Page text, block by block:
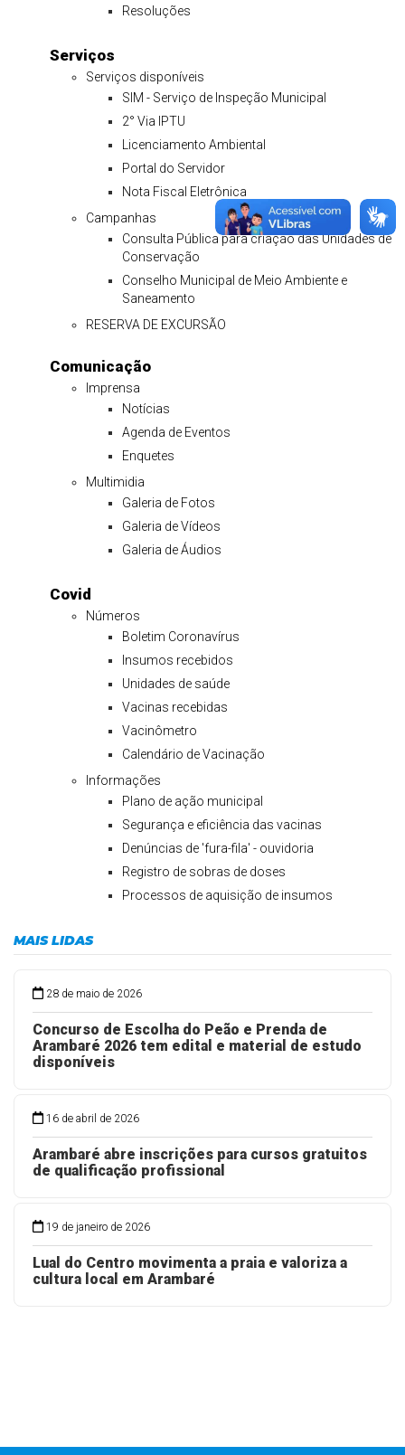
Resoluções
Serviços
Serviços disponíveis
SIM - Serviço de Inspeção Municipal
2° Via IPTU
Licenciamento Ambiental
Portal do Servidor
Nota Fiscal Eletrônica
Campanhas
Consulta Pública para criação das Unidades de
Conservação
Conselho Municipal de Meio Ambiente e
Saneamento
RESERVA DE EXCURSÃO
Comunicação
Imprensa
Notícias
Agenda de Eventos
Enquetes
Multimidia
Galeria de Fotos
Galeria de Vídeos
Galeria de Áudios
Covid
Números
Boletim Coronavírus
Insumos recebidos
Unidades de saúde
Vacinas recebidas
Vacinômetro
Calendário de Vacinação
Informações
Plano de ação municipal
Segurança e eficiência das vacinas
Denúncias de 'fura-fila' - ouvidoria
Registro de sobras de doses
Processos de aquisição de insumos
MAIS LIDAS
28 de maio de 2026
Concurso de Escolha do Peão e Prenda de
Arambaré 2026 tem edital e material de estudo
disponíveis
16 de abril de 2026
Arambaré abre inscrições para cursos gratuitos
de qualificação profissional
19 de janeiro de 2026
Lual do Centro movimenta a praia e valoriza a
cultura local em Arambaré